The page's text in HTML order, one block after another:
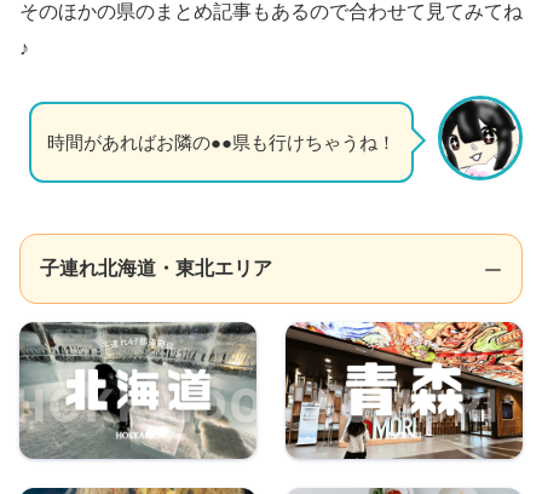
そのほかの県のまとめ記事もあるので合わせて見てみてね
♪
時間があればお隣の●●県も行けちゃうね！
子連れ北海道・東北エリア